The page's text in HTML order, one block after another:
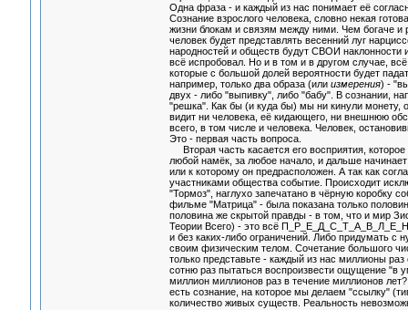
Одна фраза - и каждый из нас понимает её
Сознание взрослого человека, словно некая
жизни блокам и связям между ними. Чем богаче и
человек будет представлять весенний луг
народностей и обществ будут СВОИ наклонности
всё испробовал. Но и в том и в другом случае,
которые с большой долей вероятности будет
например, только два образа (или измерения) -
двух - либо "выпивку", либо "бабу". В сознании,
"решка". Как бы (и куда бы) мы ни кинули монету,
видит ни человека, её кидающего, ни внешнюю
всего, в том числе и человека. Человек,
Это - первая часть вопроса.
Вторая часть касается его восприятия,
любой намёк, за любое начало, и дальше
или к которому он предрасположен. А так как
участниками общества событие. Происходит
"Тормоз", наглухо запечатано в чёрную коробку
фильме "Матрица" - была показана только
половина же скрытой правды - в том, что и мир
Теории Всего) - это всё
и без каких-либо ограничений. Либо придумать
своим физическим телом. Сочетание большого
только представьте - каждый из нас миллионы
сотню раз пытаться воспроизвести ощущение "в
миллион миллионов раз в течение миллионов
есть сознание, на которое мы делаем "ссылку"
количество живых существ. Реальность